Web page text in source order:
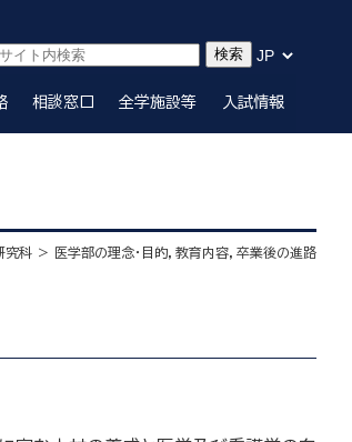
相談窓口 全学施設等 入試情報
究科 医学部の理念・目的，教育内容，卒業後の進路